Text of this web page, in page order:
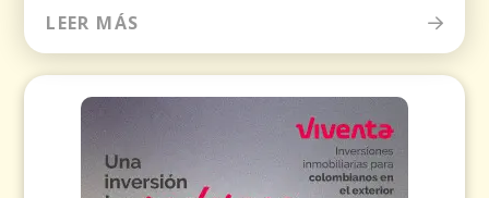
LEER MÁS